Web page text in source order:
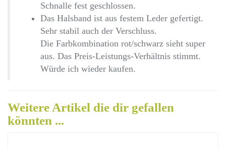
Schnalle fest geschlossen.
Das Halsband ist aus festem Leder gefertigt.
Sehr stabil auch der Verschluss.
Die Farbkombination rot/schwarz sieht super
aus. Das Preis-Leistungs-Verhältnis stimmt.
Würde ich wieder kaufen.
Weitere Artikel die dir gefallen
könnten ...